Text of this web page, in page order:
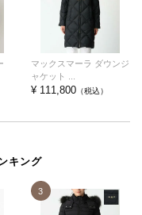
マックスマーラ ダウンジ
ャケット ...
¥ 111,800（税込）
キング
3